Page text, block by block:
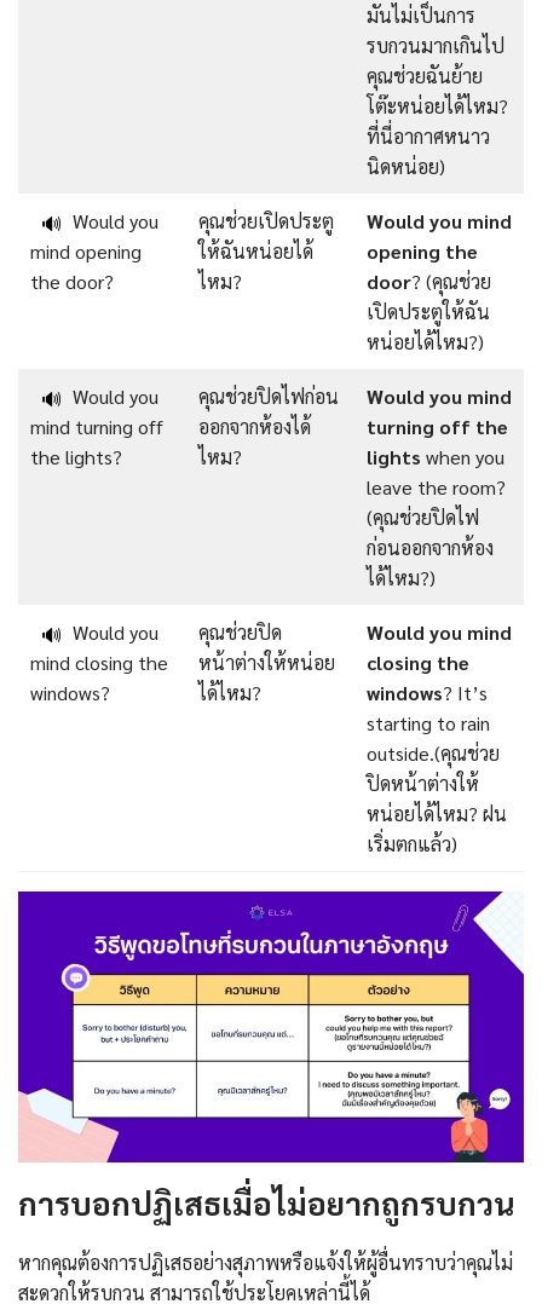
มันไม่เป็นการ
รบกวนมากเกินไป
คุณช่วยฉันย้าย
โต๊ะหน่อยได้ไหม?
ที่นี่อากาศหนาว
นิดหน่อย)
🔊 Would you
mind opening
the door?
คุณช่วยเปิดประตู
ให้ฉันหน่อยได้
ไหม?
Would you mind
opening the
door? (คุณช่วย
เปิดประตูให้ฉัน
หน่อยได้ไหม?)
🔊 Would you
mind turning off
the lights?
คุณช่วยปิดไฟก่อน
ออกจากห้องได้
ไหม?
Would you mind
turning off the
lights when you
leave the room?
(คุณช่วยปิดไฟ
ก่อนออกจากห้อง
ได้ไหม?)
🔊 Would you
mind closing the
windows?
คุณช่วยปิด
หน้าต่างให้หน่อย
ได้ไหม?
Would you mind
closing the
windows? It’s
starting to rain
outside.(คุณช่วย
ปิดหน้าต่างให้
หน่อยได้ไหม? ฝน
เริ่มตกแล้ว)
การบอกปฏิเสธเมื่อไม่อยากถูกรบกวน
หากคุณต้องการปฏิเสธอย่างสุภาพหรือแจ้งให้ผู้อื่นทราบว่าคุณไม่
สะดวกให้รบกวน สามารถใช้ประโยคเหล่านี้ได้